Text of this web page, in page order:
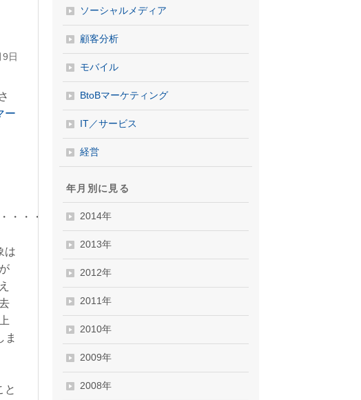
日
ー
・・・・・・・・・・・・・・・・・・・・・・
は
ま
と
ソーシャルメディア
顧客分析
モバイル
BtoBマーケティング
IT／サービス
経営
年月別に見る
2014年
2013年
2012年
2011年
2010年
2009年
2008年